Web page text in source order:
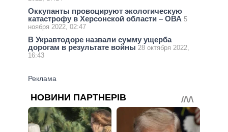
Оккупанты провоцируют экологическую
катастрофу в Херсонской области – ОВА 5
ноября 2022, 02:47
В Укравтодоре назвали сумму ущерба
дорогам в результате войны 28 октября 2022,
16:43